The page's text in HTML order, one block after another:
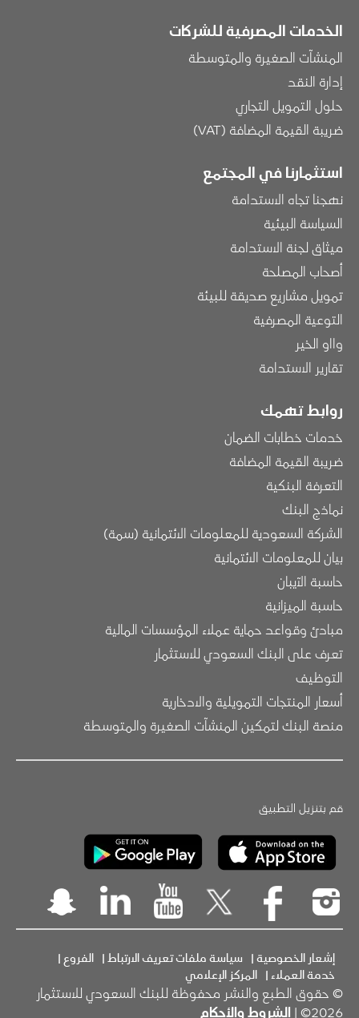
الخدمات المصرفية للشركات
المنشآت الصغيرة والمتوسطة
إدارة النقد
حلول التمويل التجاري
ضريبة القيمة المضافة (VAT)
استثمارنا في المجتمع
نهجنا تجاه الاستدامة
السياسة البيئية
ميثاق لجنة الاستدامة
أصحاب المصلحة
تمويل مشاريع صديقة للبيئة
التوعية المصرفية
وااو الخير
تقارير الاستدامة
روابط تهمك
خدمات خطابات الضمان
ضريبة القيمة المضافة
التعرفة البنكية
نماذج البنك
الشركة السعودية للمعلومات الائتمانية (سمة)
بيان للمعلومات الائتمانية
حاسبة الآيبان
حاسبة الميزانية
مبادئ وقواعد حماية عملاء المؤسسات المالية
تعرف على البنك السعودي للاستثمار
التوظيف
أسعار المنتجات التمويلية والادخارية
منصة البنك لتمكين المنشآت الصغيرة والمتوسطة
قم بتنزيل التطبيق
إشعار الخصوصية| سياسة ملفات تعريف الارتباط| الفروع |
خدمة العملاء| المركز الإعلامي
© حقوق الطبع والنشر محفوظة للبنك السعودي للاستثمار
2026© |
الشروط والأحكام